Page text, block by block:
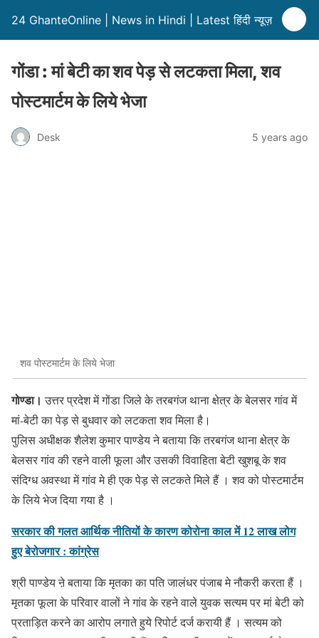
24 GhanteOnline | News in Hindi | Latest हिंदी न्यूज़
गोंडा : मां बेटी का शव पेड़ से लटकता मिला, शव
पोस्टमार्टम के लिये भेजा
Desk 5 years ago
शव पोस्टमार्टम के लिये भेजा
गोण्डा। उत्तर प्रदेश में गोंडा जिले के तरबगंज थाना क्षेत्र के बेलसर गांव में
मां-बेटी का पेड़ से बुधवार को लटकता शव मिला है।
पुलिस अधीक्षक शैलेश कुमार पाण्डेय ने बताया कि तरबगंज थाना क्षेत्र के
बेलसर गांव की रहने वाली फूला और उसकी विवाहिता बेटी खुशबू के शव
संदिग्ध अवस्था में गांव मे ही एक पेड़ से लटकते मिले हैं । शव को पोस्टमार्टम
के लिये भेज दिया गया है ।
सरकार की गलत आर्थिक नीतियों के कारण कोरोना काल में 12 लाख लोग
हुए बेरोजगार : कांग्रेस
श्री पाण्डेय ऩे बताया कि मृतका का पति जालंधर पंजाब मे नौकरी करता हैं ।
मृतका फूला के परिवार वालों ने गांव के रहने वाले युवक सत्यम पर मां बेटी को
प्रताड़ित करने का आरोप लगाते हुये रिपोर्ट दर्ज करायी हैं । सत्यम को